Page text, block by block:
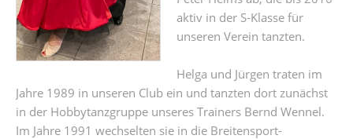
aktiv in der S-Klasse für
unseren Verein tanzten.
Helga und Jürgen traten im
Jahre 1989 in unseren Club ein und tanzten dort zunächst
in der Hobbytanzgruppe unseres Trainers Bernd Wennel.
Im Jahre 1991 wechselten sie in die Breitensport-